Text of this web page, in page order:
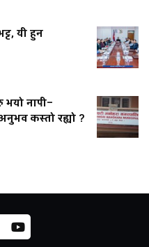
यी हुन
नापी–
कस्तो रह्यो ?